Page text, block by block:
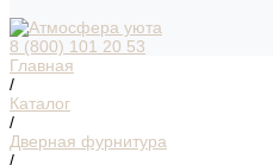
8 (800) 101 20 53
Главная
/
Каталог
/
Дверная фурнитура
/